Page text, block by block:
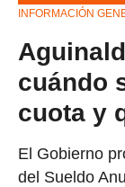
INFORMACIÓN
cuándo
cuota y
El Gobierno
del Sueldo